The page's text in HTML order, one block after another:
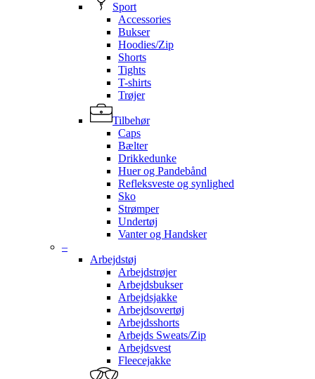
Sport
Accessories
Bukser
Hoodies/Zip
Shorts
Tights
T-shirts
Trøjer
Tilbehør
Caps
Bælter
Drikkedunke
Huer og Pandebånd
Refleksveste og synlighed
Sko
Strømper
Undertøj
Vanter og Handsker
–
Arbejdstøj
Arbejdstrøjer
Arbejdsbukser
Arbejdsjakke
Arbejdsovertøj
Arbejdsshorts
Arbejds Sweats/Zip
Arbejdsvest
Fleecejakke